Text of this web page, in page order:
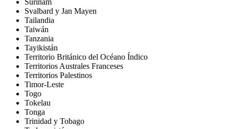
Svalbard y Jan Mayen
Tailandia
Taiwán
Tanzania
Tayikistán
Territorio Británico del Océano Índico
Territorios Australes Franceses
Territorios Palestinos
Timor-Leste
Togo
Tokelau
Tonga
Trinidad y Tobago